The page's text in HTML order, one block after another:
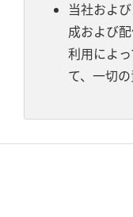
当社およ
成および
利用によ
て、一切